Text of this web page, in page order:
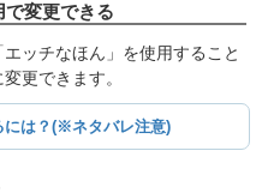
変更できる
ッチなほん」を使用すること
更できます。
は？(※ネタバレ注意)